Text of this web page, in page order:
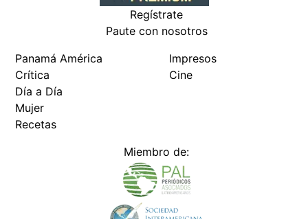
Regístrate
Paute con nosotros
Panamá América
Crítica
Día a Día
Mujer
Recetas
Impresos
Cine
Miembro de: